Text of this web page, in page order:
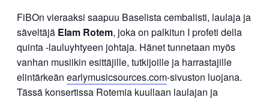
FiBOn vieraaksi saapuu Baselista cembalisti, laulaja ja
säveltäjä Elam Rotem, joka on palkitun I profeti della
quinta -lauluyhtyeen johtaja. Hänet tunnetaan myös
vanhan musiikin esittäjille, tutkijoille ja harrastajille
elintärkeän earlymusicsources.com-sivuston luojana.
Tässä konsertissa Rotemia kuullaan laulajan ja